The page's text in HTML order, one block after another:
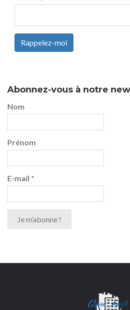
Rappelez-moi
Abonnez-vous à notre
Nom
Prénom
E-mail *